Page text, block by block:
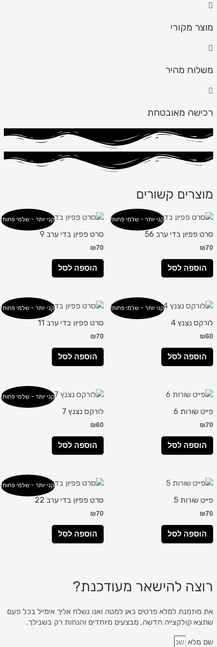
מוצר מקורי
משלוח מהיר
רכישה מאובטחת
מוצרים קשורים
קני יותר - שלמי פחות!
סרט פפיון בדי ערב 56
₪70
הוספה לסל
קני יותר - שלמי פחות!
סרט פפיון בדי ערב 9
₪70
הוספה לסל
קני יותר - שלמי פחות!
לורקס נצנץ 4
₪60
הוספה לסל
קני יותר - שלמי פחות!
סרט פפיון בדי ערב 11
₪70
הוספה לסל
פייט שורות 6
₪70
הוספה לסל
קני יותר - שלמי פחות!
לורקס נצנץ 7
₪60
הוספה לסל
פייט שורות 5
₪70
הוספה לסל
קני יותר - שלמי פחות!
סרט פפיון בדי ערב 22
₪70
הוספה לסל
רוצה להישאר מעודכנת?
את מוזמנת למלא פרטים כאן למטה ואנו נשלח אליך אימייל בכל פעם
שתצא קולקצייה חדשה, מבצעים מיוחדים והנחות רק בשבילך.
שם מלא